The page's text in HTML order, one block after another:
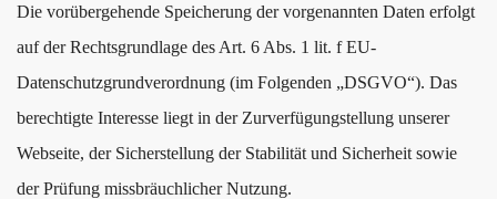
Die vorübergehende Speicherung der vorgenannten Daten erfolgt
auf der Rechtsgrundlage des Art. 6 Abs. 1 lit. f EU-
Datenschutzgrundverordnung (im Folgenden „DSGVO“). Das
berechtigte Interesse liegt in der Zurverfügungstellung unserer
Webseite, der Sicherstellung der Stabilität und Sicherheit sowie
der Prüfung missbräuchlicher Nutzung.